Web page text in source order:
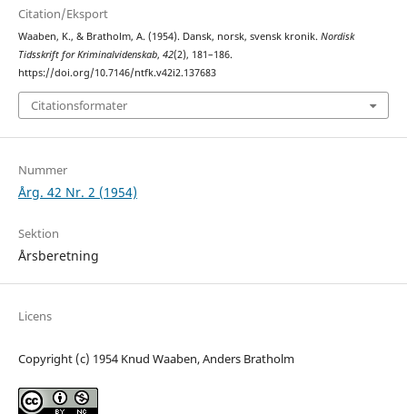
Citation/Eksport
Waaben, K., & Bratholm, A. (1954). Dansk, norsk, svensk kronik. Nordisk
Tidsskrift for Kriminalvidenskab, 42(2), 181–186.
https://doi.org/10.7146/ntfk.v42i2.137683
Citationsformater
Nummer
Årg. 42 Nr. 2 (1954)
Sektion
Årsberetning
Licens
Copyright (c) 1954 Knud Waaben, Anders Bratholm